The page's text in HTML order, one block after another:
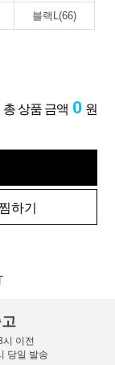
블랙L(66)
총 상품 금액 0 원
찜하기
시 이전
당일 발송